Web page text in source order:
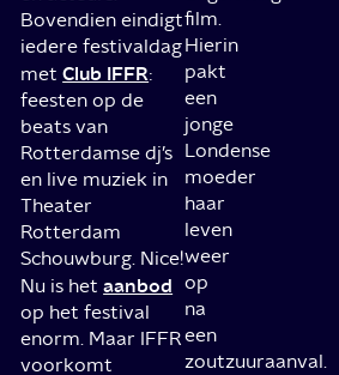
Bovendien eindigt
iedere festivaldag
metClub IFFR:
feesten op de
beats van
Rotterdamse dj’s
en live muziek in
Theater
Rotterdam
Schouwburg. Nice!
Nu is hetaanbod
op het festival
enorm. Maar IFFR
voorkomt
film.
Hierin
pakt
een
jonge
Londense
moeder
haar
leven
weer
op
na
een
zoutzuuraanval.